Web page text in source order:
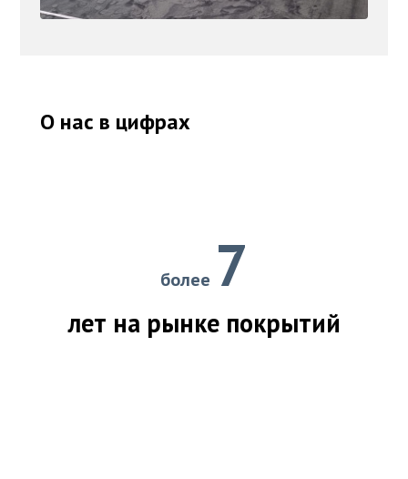
О нас в цифрах
более 7
лет на рынке покрытий